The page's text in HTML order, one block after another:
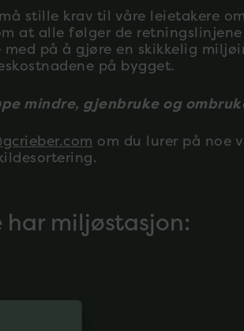
stille krav til våre leietakere
at alle følger de retningslinjene
på å gjøre en skikkelig
på bygget.
mindre, gjenbruke og
om du lurer på noe
har miljøstasjon: